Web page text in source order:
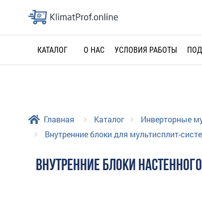
КАТАЛОГ О НАС УСЛОВИЯ РАБОТЫ
Главная Каталог Инверторные
Внутренние блоки для мультисплит-
ВНУТРЕННИЕ БЛОКИ НАСТЕННОГО